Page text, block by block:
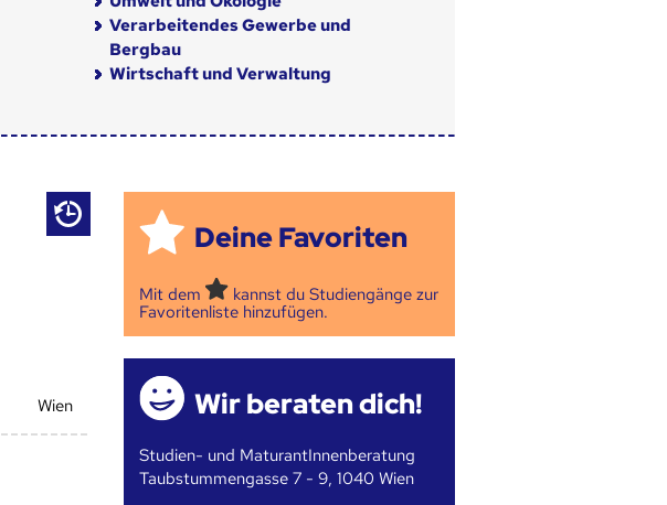
Verarbeitendes Gewerbe und
Bergbau
Wirtschaft und Verwaltung
Wien
Deine Favoriten
Mit dem
kannst du Studiengänge zur
Favoritenliste hinzufügen.
Wir beraten dich!
Studien- und MaturantInnenberatung
Taubstummengasse 7 - 9, 1040 Wien